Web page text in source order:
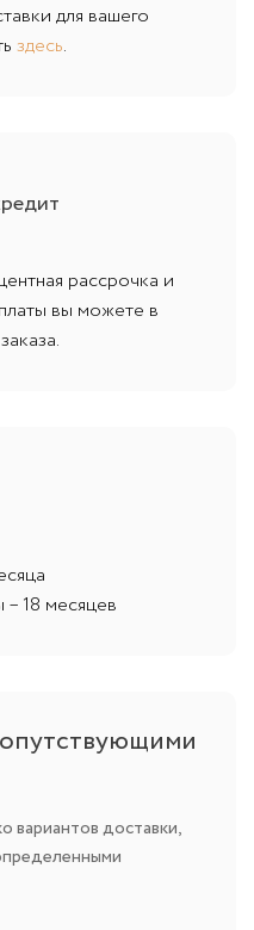
для вашего
здесь.
рассрочка и
вы можете в
18 месяцев
вариантов доставки,